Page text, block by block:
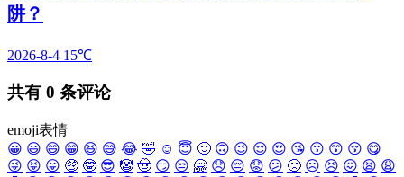
阱？
2026-8-4 15℃
共有 0 条评论
emoji表情
😀 😃 😄 😁 😆 😅 😂 🤣 ☺️ 😇 🙂 🙃 😉 😌 😍 😘 😗 😙 😚 😋
😜 😝 😛 🤑 🤓 😎 🤡 🤠 😏 😒 🤗 😞 😔 😟 😕 🙁 ☹️ 😣 😖 😫 😩